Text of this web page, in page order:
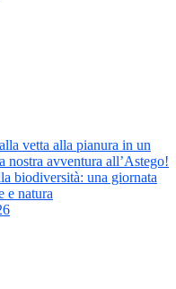
vetta alla pianura in un
nostra avventura all’Astego!
biodiversità: una giornata
e natura